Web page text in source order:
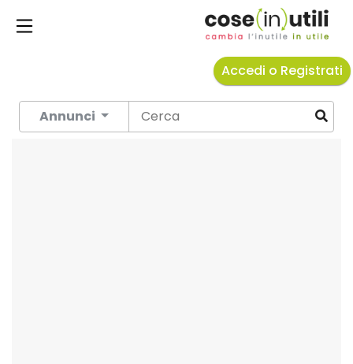
Accedi o Registrati
Annunci